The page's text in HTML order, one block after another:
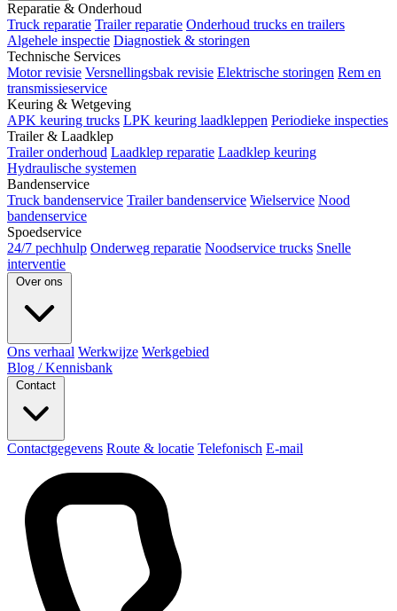
Reparatie & Onderhoud
Truck reparatie Trailer reparatie Onderhoud trucks en trailers
Algehele inspectie Diagnostiek & storingen
Technische Services
Motor revisie Versnellingsbak revisie Elektrische storingen Rem en
transmissieservice
Keuring & Wetgeving
APK keuring trucks LPK keuring laadkleppen Periodieke inspecties
Trailer & Laadklep
Trailer onderhoud Laadklep reparatie Laadklep keuring
Hydraulische systemen
Bandenservice
Truck bandenservice Trailer bandenservice Wielservice Nood
bandenservice
Spoedservice
24/7 pechhulp Onderweg reparatie Noodservice trucks Snelle
interventie
Ons verhaal Werkwijze Werkgebied
Blog / Kennisbank
Contactgegevens Route & locatie Telefonisch E-mail